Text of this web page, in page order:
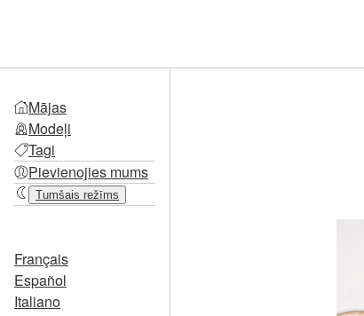
Mājas
Modeļi
Tagi
Pievienojies mums
Tumšais režīms
Français
Español
Italiano